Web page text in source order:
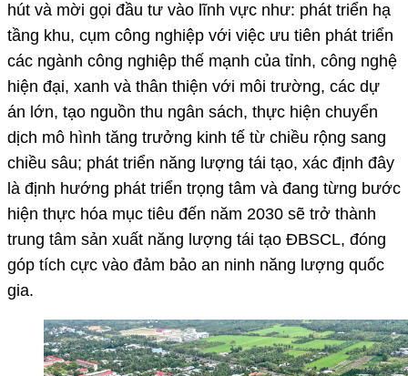
hút và mời gọi đầu tư vào lĩnh vực như: phát triển hạ
tầng khu, cụm công nghiệp với việc ưu tiên phát triển
các ngành công nghiệp thế mạnh của tỉnh, công nghệ
hiện đại, xanh và thân thiện với môi trường, các dự
án lớn, tạo nguồn thu ngân sách, thực hiện chuyển
dịch mô hình tăng trưởng kinh tế từ chiều rộng sang
chiều sâu; phát triển năng lượng tái tạo, xác định đây
là định hướng phát triển trọng tâm và đang từng bước
hiện thực hóa mục tiêu đến năm 2030 sẽ trở thành
trung tâm sản xuất năng lượng tái tạo ĐBSCL, đóng
góp tích cực vào đảm bảo an ninh năng lượng quốc
gia.